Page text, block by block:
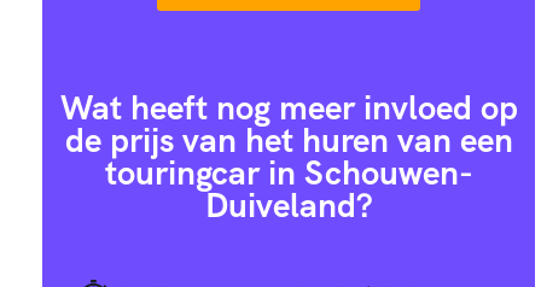
Wat heeft nog meer invloed op
de prijs van het huren van een
touringcar in Schouwen-
Duiveland?